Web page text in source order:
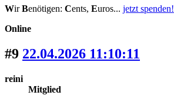
WirBenötigen: Cents, Euros... jetzt spenden!
Online
#9 22.04.2026 11:10:11
reini
Mitglied